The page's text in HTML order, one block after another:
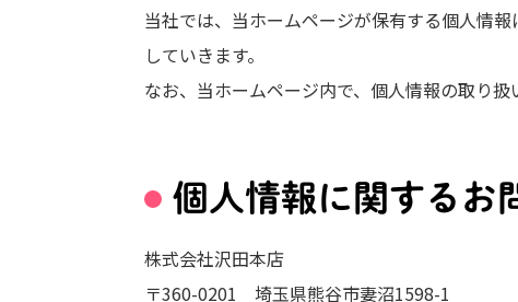
当社では、当ホームページが保有する個人情
していきます。
なお、当ホームページ内で、個人情報の取り
個人情報に関するお
株式会社沢田本店
〒360-0201 埼玉県熊谷市妻沼1598-1